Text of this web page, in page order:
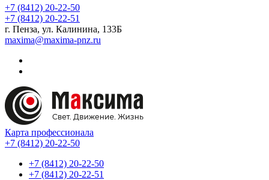
+7 (8412) 20-22-50
+7 (8412) 20-22-51
г. Пенза, ул. Калинина, 133Б
maxima@maxima-pnz.ru
Карта профессионала
+7 (8412) 20-22-50
+7 (8412) 20-22-50
+7 (8412) 20-22-51